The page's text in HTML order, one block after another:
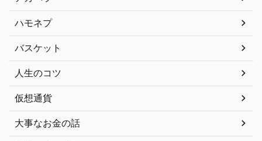
ハモネプ
バスケット
人生のコツ
仮想通貨
大事なお金の話